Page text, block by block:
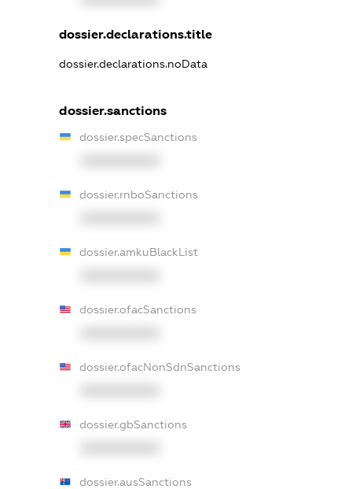
dossier.declarations.title
dossier.declarations.noData
dossier.sanctions
dossier.specSanctions
dossier.rnboSanctions
dossier.amkuBlackList
dossier.ofacSanctions
dossier.ofacNonSdnSanctions
dossier.gbSanctions
dossier.ausSanctions